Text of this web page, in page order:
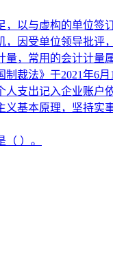
，以与虚构的单位
，因受单位领导批
量，常用的会计计量
制裁法》于2021年6
人支出记入企业账户
义基本原理，坚持
）。